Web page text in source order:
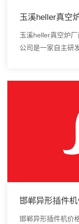
玉溪heller真空
玉溪heller真空炉
公司是一家自主研
邯郸异形插件
邯郸异形插件机价